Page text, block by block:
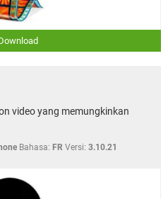
video yang memungkinkan
Bahasa: FR Versi: 3.10.21